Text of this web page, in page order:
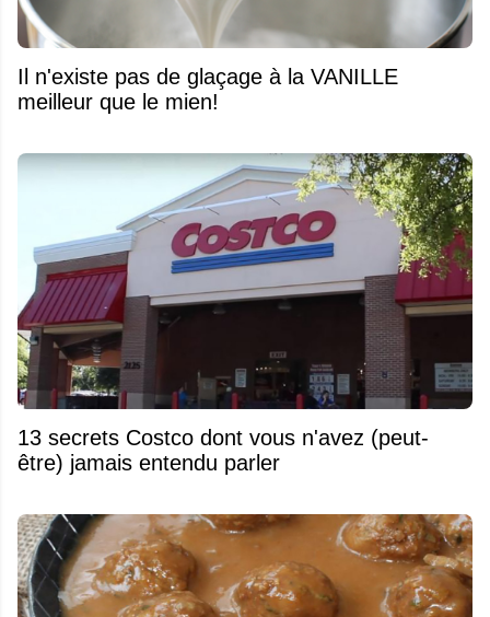
Il n'existe pas de glaçage à la VANILLE
meilleur que le mien!
13 secrets Costco dont vous n'avez (peut-
être) jamais entendu parler